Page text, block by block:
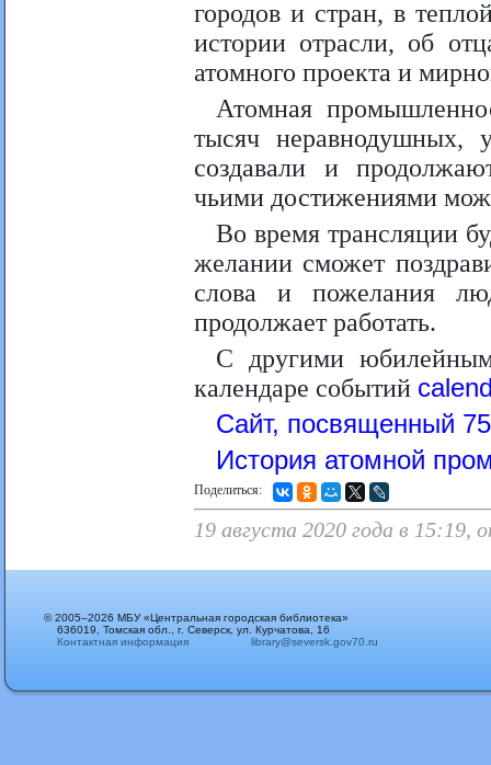
городов и стран, в
истории отрасли, об
атомного проекта и
Атомная
тысяч неравнодушных,
создавали и
чьими достижениями
Во время трансляции
желании сможет
слова и пожелания
продолжает работать.
С другими
календаре событий
Сайт, посвященный
История атомной
Поделиться:
19 августа 2020 года в 15:19,
© 2005–2026 МБУ «Центральная городская библиотека»
636019, Томская обл., г. Северск, ул. Курчатова, 16
Контактная информация
library@seversk.gov70.ru